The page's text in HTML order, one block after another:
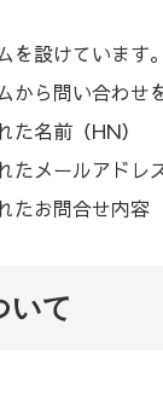
設けています。
ら問い合わせ
た名前（HN）
たメールアドレ
たお問合せ内容
いて